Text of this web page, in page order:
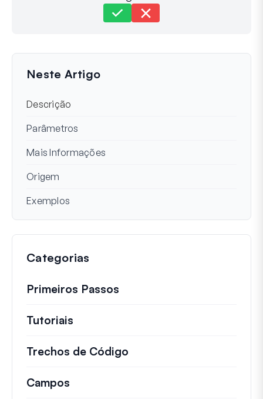
Última Atualização em 16 de Dezembro de 2024
Neste Artigo
Descrição
Parâmetros
Mais Informações
Origem
Exemplos
Categorias
Primeiros Passos
Tutoriais
Trechos de Código
Campos